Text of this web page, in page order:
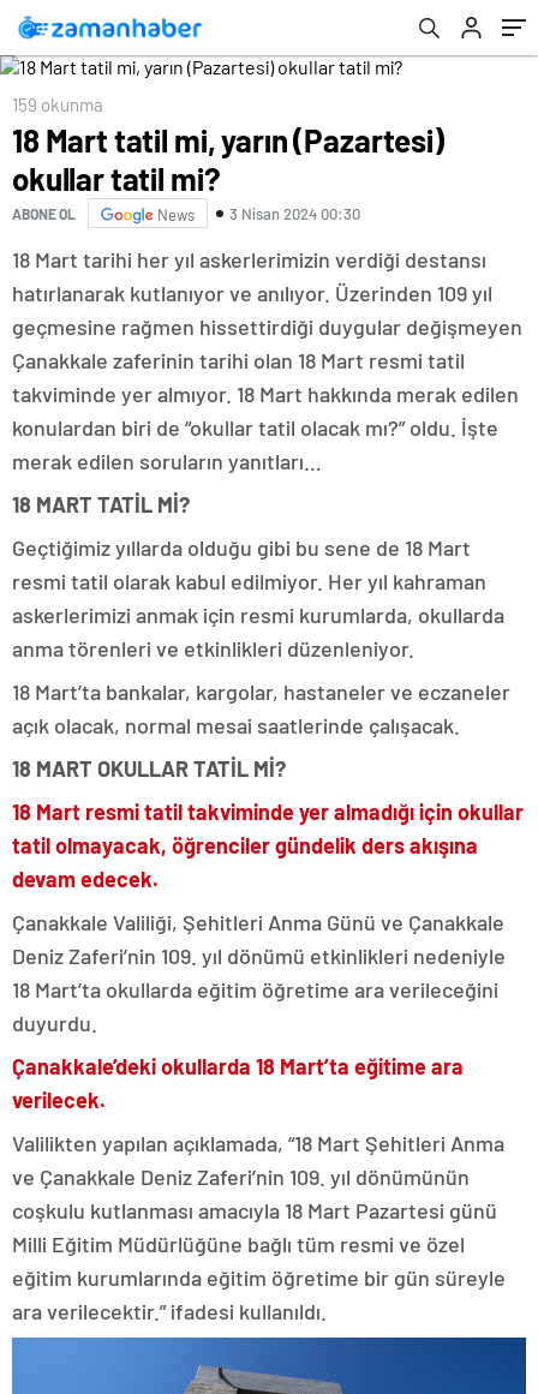
159 okunma
18 Mart tatil mi, yarın (Pazartesi)
okullar tatil mi?
ABONE OL News 3 Nisan 2024 00:30
18 Mart tarihi her yıl askerlerimizin verdiği destansı
hatırlanarak kutlanıyor ve anılıyor. Üzerinden 109 yıl
geçmesine rağmen hissettirdiği duygular değişmeyen
Çanakkale zaferinin tarihi olan 18 Mart resmi tatil
takviminde yer almıyor. 18 Mart hakkında merak edilen
konulardan biri de “okullar tatil olacak mı?” oldu. İşte
merak edilen soruların yanıtları…
18 MART TATİL Mİ?
Geçtiğimiz yıllarda olduğu gibi bu sene de 18 Mart
resmi tatil olarak kabul edilmiyor. Her yıl kahraman
askerlerimizi anmak için resmi kurumlarda, okullarda
anma törenleri ve etkinlikleri düzenleniyor.
18 Mart’ta bankalar, kargolar, hastaneler ve eczaneler
açık olacak, normal mesai saatlerinde çalışacak.
18 MART OKULLAR TATİL Mİ?
18 Mart resmi tatil takviminde yer almadığı için okullar
tatil olmayacak, öğrenciler gündelik ders akışına
devam edecek.
Çanakkale Valiliği, Şehitleri Anma Günü ve Çanakkale
Deniz Zaferi’nin 109. yıl dönümü etkinlikleri nedeniyle
18 Mart’ta okullarda eğitim öğretime ara verileceğini
duyurdu.
Çanakkale’deki okullarda 18 Mart’ta eğitime ara
verilecek.
Valilikten yapılan açıklamada, “18 Mart Şehitleri Anma
ve Çanakkale Deniz Zaferi’nin 109. yıl dönümünün
coşkulu kutlanması amacıyla 18 Mart Pazartesi günü
Milli Eğitim Müdürlüğüne bağlı tüm resmi ve özel
eğitim kurumlarında eğitim öğretime bir gün süreyle
ara verilecektir.” ifadesi kullanıldı.